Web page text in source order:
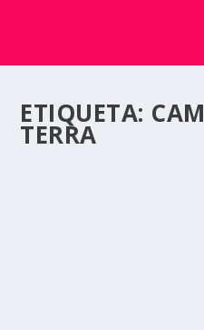
ETIQUETA:
TERRA